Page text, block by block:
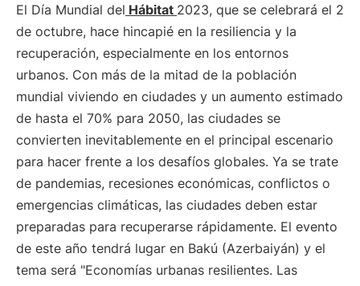
El Día Mundial del Hábitat 2023, que se celebrará el 2
de octubre, hace hincapié en la resiliencia y la
recuperación, especialmente en los entornos
urbanos. Con más de la mitad de la población
mundial viviendo en ciudades y un aumento estimado
de hasta el 70% para 2050, las ciudades se
convierten inevitablemente en el principal escenario
para hacer frente a los desafíos globales. Ya se trate
de pandemias, recesiones económicas, conflictos o
emergencias climáticas, las ciudades deben estar
preparadas para recuperarse rápidamente. El evento
de este año tendrá lugar en Bakú (Azerbaiyán) y el
tema será "Economías urbanas resilientes. Las